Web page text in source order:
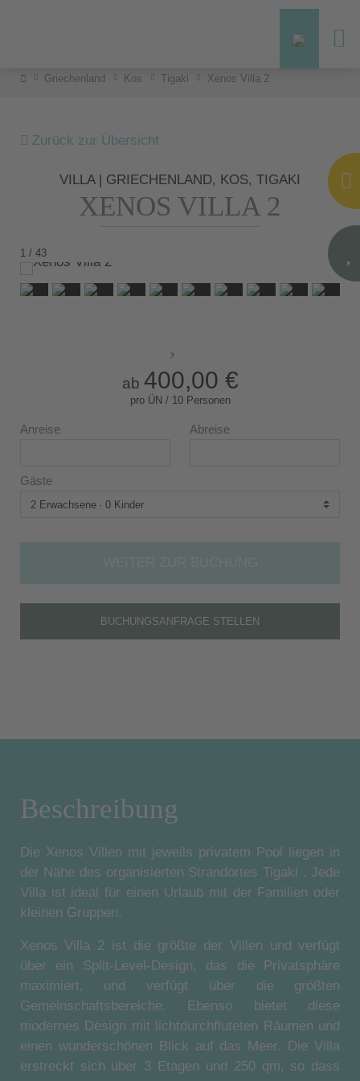
Griechenland Kos Tigaki Xenos Villa 2
Zurück zur Übersicht
VILLA | GRIECHENLAND, KOS, TIGAKI
XENOS VILLA 2
1 / 43
ab 400,00 €
pro ÜN / 10 Personen
Anreise Abreise
Gäste
2 Erwachsene 0 Kinder
BUCHUNGSANFRAGE STELLEN
Beschreibung
Die Xenos Villen mit jeweils privatem Pool liegen in
der Nähe des organisierten Strandortes Tigaki . Jede
Villa ist ideal für einen Urlaub mit der Familien oder
kleinen Gruppen.
Xenos Villa 2 ist die größte der Villen und verfügt
über ein Split-Level-Design, das die Privatsphäre
maximiert, und verfügt über die größten
Gemeinschaftsbereiche. Ebenso bietet diese
modernes Design mit lichtdurchfluteten Räumen und
einen wunderschönen Blick auf das Meer. Die Villa
erstreckt sich über 3 Etagen und 250 qm, so dass